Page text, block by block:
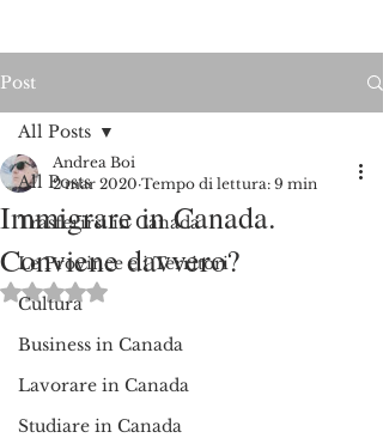
Post
All Posts
Trasferirsi in Canada
Le Province e i Territori
Cultura
Business in Canada
Lavorare in Canada
Studiare in Canada
All Posts
Immigrare in Canada.
Conviene davvero?
Andrea Boi
2 mar 2020 Tempo di lettura: 9 min
Valutazione NaN stelle su 5.